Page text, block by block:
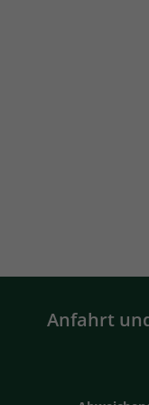
Anfahrt